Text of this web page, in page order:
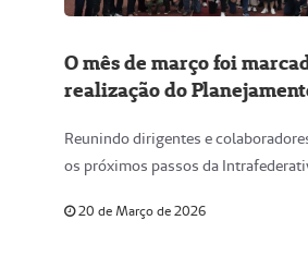
O mês de março foi
realização do
Oeste Paulista, no Mavsa
Reunindo dirigentes e
os próximos passos da
20 de Março de 2026